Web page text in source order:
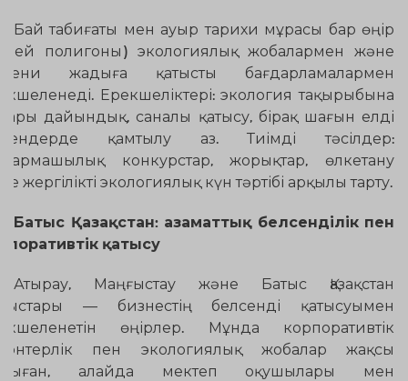
Бай табиғаты мен ауыр тарихи мұрасы бар өңір
полигоны) экологиялық жобалармен және
жадыға қатысты бағдарламалармен
Ерекшеліктері: экология тақырыбына
дайындық, саналы қатысу, бірақ шағын елді
қамтылу аз. Тиімді тәсілдер:
конкурстар, жорықтар, өлкетану
жергілікті экологиялық күн тәртібі арқылы тарту.
Батыс Қазақстан: азаматтық белсенділік пен
қатысу
Атырау, Маңғыстау және Батыс Қазақстан
— бизнестің белсенді қатысуымен
өңірлер. Мұнда корпоративтік
пен экологиялық жобалар жақсы
алайда мектеп оқушылары мен